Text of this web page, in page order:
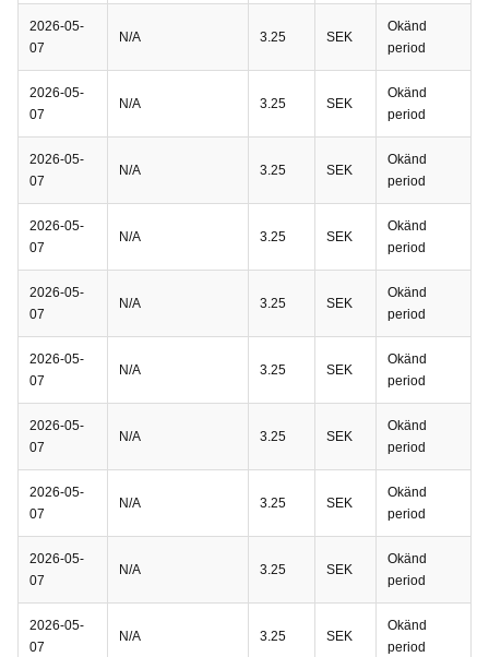
2026-05-
07
N/A 3.25 SEK
Okänd
period
2026-05-
07
N/A 3.25 SEK
Okänd
period
2026-05-
07
N/A 3.25 SEK
Okänd
period
2026-05-
07
N/A 3.25 SEK
Okänd
period
2026-05-
07
N/A 3.25 SEK
Okänd
period
2026-05-
07
N/A 3.25 SEK
Okänd
period
2026-05-
07
N/A 3.25 SEK
Okänd
period
2026-05-
07
N/A 3.25 SEK
Okänd
period
2026-05-
07
N/A 3.25 SEK
Okänd
period
2026-05-
07
N/A 3.25 SEK
Okänd
period